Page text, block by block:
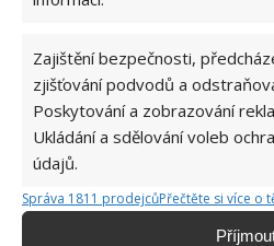
Zajištění bezpečnosti,
zjišťování podvodů a
Poskytování a zobrazování
Ukládání a sdělování voleb
údajů.
Správa 1811 prodejcůPřečtěte si více o
Kvíz na téma
Kdo je zažil, bez
12.5.2026
komunismu: 10
dobrý přehled